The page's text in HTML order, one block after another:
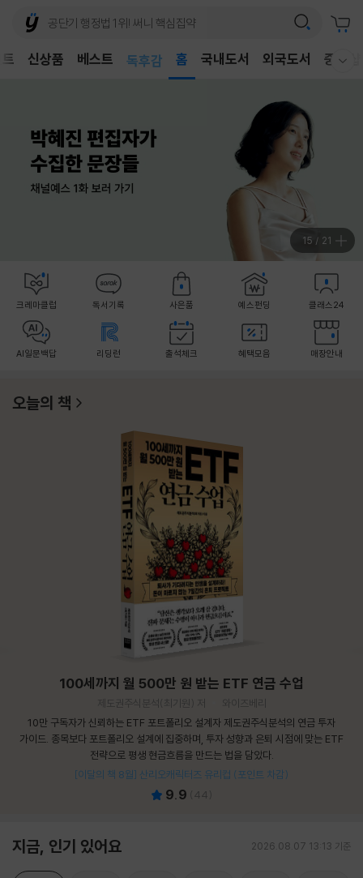
신상품 베스트
독후감
홈 국내도서 외국도서 중고샵
15 / 21
크레마클럽 독서기록 사은품 예스펀딩 클래스24
AI일문백답 리딩런 출석체크 혜택모음 매장안내
오늘의 책
100세까지 월 500만 원 받는 ETF 연금 수업
제도권주식분석(최기원) 저
와이즈베리
10만 구독자가 신뢰하는 ETF 포트폴리오 설계자 제도권주식분석의 연금 투자
가이드. 종목보다 포트폴리오 설계에 집중하며, 투자 성향과 은퇴 시점에 맞는 ETF
전략으로 평생 현금흐름을 만드는 법을 담았다.
[이달의 책 8월] 산리오캐릭터즈 유리컵 (포인트 차감)
9.9 44
지금, 인기 있어요 2026.08.07 13:13 기준